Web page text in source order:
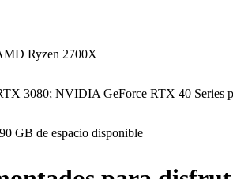
Ryzen 2700X
3080; NVIDIA GeForce RTX 40 Series
GB de espacio disponible